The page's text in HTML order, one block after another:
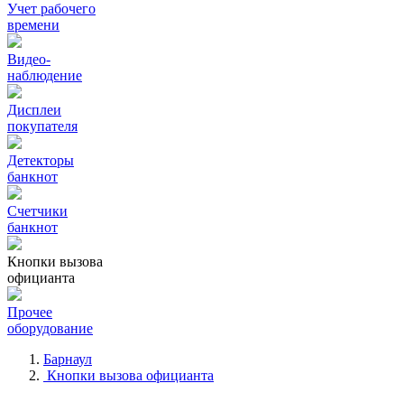
Учет рабочего
времени
Видео‑
наблюдение
Дисплеи
покупателя
Детекторы
банкнот
Счетчики
банкнот
Кнопки вызова
официанта
Прочее
оборудование
Барнаул
Кнопки вызова официанта